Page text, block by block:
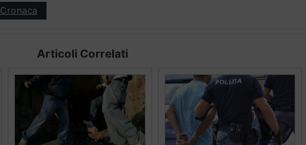
Cronaca
Articoli Correlati